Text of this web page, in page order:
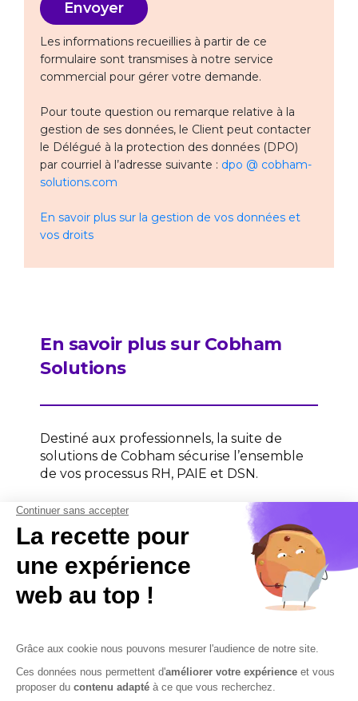
Les informations recueillies à partir de ce
formulaire sont transmises à notre service
commercial pour gérer votre demande.
Pour toute question ou remarque relative à la
gestion de ses données, le Client peut contacter
le Délégué à la protection des données (DPO)
par courriel à l’adresse suivante : dpo @ cobham-
solutions.com
En savoir plus sur la gestion de vos données et
vos droits
En savoir plus sur Cobham
Solutions
Destiné aux professionnels, la suite de
solutions de Cobham sécurise l’ensemble
de vos processus RH, PAIE et DSN.
Contactez-nous
Contactez-nous Mentions légales
Plan du site
Sécurisation des données